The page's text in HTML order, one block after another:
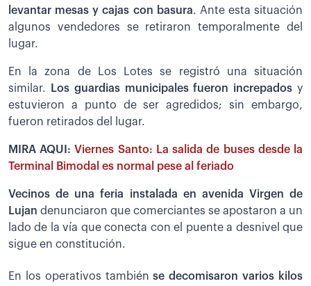
levantar mesas y cajas con basura. Ante esta situación
algunos vendedores se retiraron temporalmente del
lugar.
En la zona de Los Lotes se registró una situación
similar.
Los guardias municipales fueron increpados y
estuvieron a punto de ser agredidos; sin embargo,
fueron retirados del lugar.
MIRA AQUI:Viernes Santo: La salida de buses desde la
Terminal Bimodal es normal pese al feriado
Vecinos de una feria instalada en avenida Virgen de
Lujan denunciaron que comerciantes se apostaron a un
lado de la vía que conecta con el puente a desnivel que
sigue en constitución.
En los operativos tambiénse decomisaron varios kilos